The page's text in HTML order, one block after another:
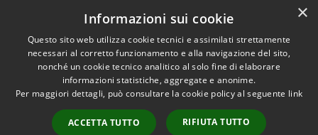
Dichiarazione di accessibilità
Accessibilità
Copyright © 2026 • Comune di
Spoleto • Powered by
Municipium•
Accesso
×
Informazioni sui cookie
Questo sito web utilizza cookie tecnici e assimilati strettamente
necessari al corretto funzionamento e alla navigazione del sito,
nonché un cookie tecnico analitico al solo fine di elaborare
informazioni statistiche, aggregate e anonime.
Per maggiori dettagli, può consultare la cookie policy al seguente link
ACCETTA TUTTO RIFIUTA TUTTO